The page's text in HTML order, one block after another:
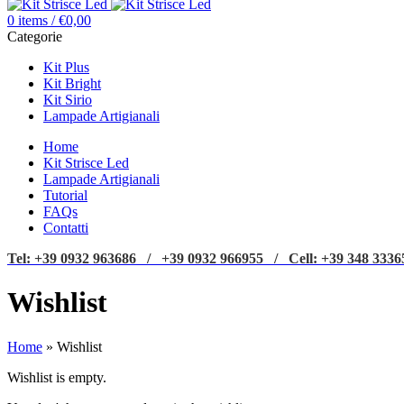
0 items / €0,00
Categorie
Kit Plus
Kit Bright
Kit Sirio
Lampade Artigianali
Home
Kit Strisce Led
Lampade Artigianali
Tutorial
FAQs
Contatti
Tel: +39 0932 963686 / +39 0932 966955 / Cell: +39 348
Wishlist
Home » Wishlist
Wishlist is empty.